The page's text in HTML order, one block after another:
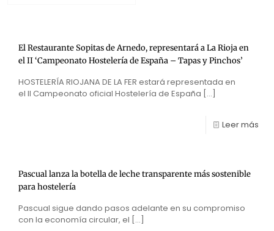
El Restaurante Sopitas de Arnedo, representará a La Rioja en
el II ‘Campeonato Hostelería de España – Tapas y Pinchos’
HOSTELERÍA RIOJANA DE LA FER estará representada en
el II Campeonato oficial Hostelería de España […]
Leer más
Pascual lanza la botella de leche transparente más sostenible
para hostelería
Pascual sigue dando pasos adelante en su compromiso
con la economía circular, el […]